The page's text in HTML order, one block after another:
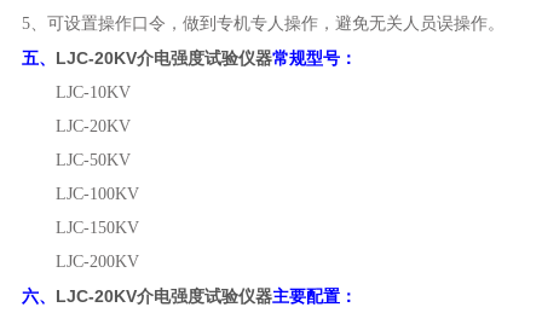
5、可设置操作口令，做到专机专人操作，避免无关人员误操作。
五、 LJC-20KV介电强度试验仪器常规型号：
LJC-10KV
LJC-20KV
LJC-50KV
LJC-100KV
LJC-150KV
LJC-200KV
六、 LJC-20KV介电强度试验仪器主要配置：